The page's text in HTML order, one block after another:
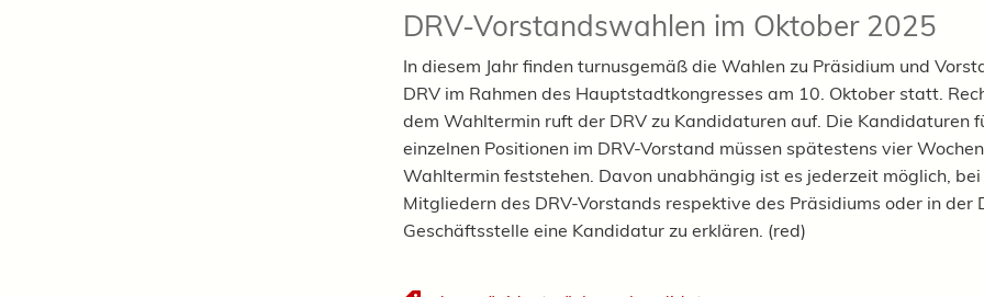
DRV-Vorstandswahlen im Oktober 2025
In diesem Jahr finden turnusgemäß die Wahlen zu Präsidium und
DRV im Rahmen des Hauptstadtkongresses am 10. Oktober statt.
dem Wahltermin ruft der DRV zu Kandidaturen auf. Die Kandidaturen
einzelnen Positionen im DRV-Vorstand müssen spätestens vier
Wahltermin feststehen. Davon unabhängig ist es jederzeit möglich,
Mitgliedern des DRV-Vorstands respektive des Präsidiums oder in der
Geschäftsstelle eine Kandidatur zu erklären. (red)